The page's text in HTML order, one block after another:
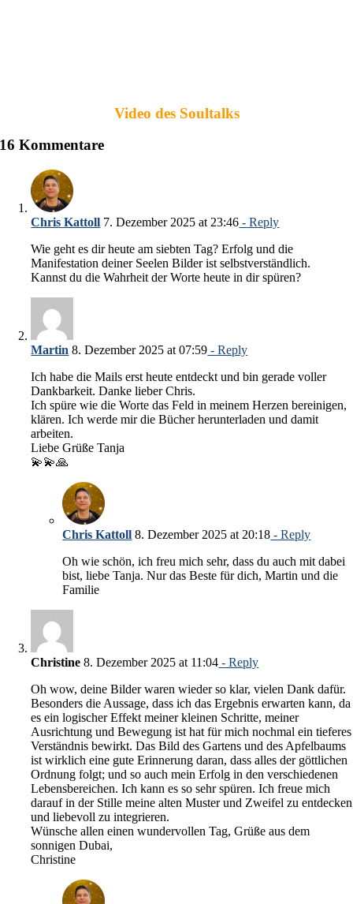
Video des Soultalks
16 Kommentare
Chris Kattoll 7. Dezember 2025 at 23:46 - Reply
Wie geht es dir heute am siebten Tag? Erfolg und die
Manifestation deiner Seelen Bilder ist selbstverständlich.
Kannst du die Wahrheit der Worte heute in dir spüren?
Martin 8. Dezember 2025 at 07:59 - Reply
Ich habe die Mails erst heute entdeckt und bin gerade voller
Dankbarkeit. Danke lieber Chris.
Ich spüre wie die Worte das Feld in meinem Herzen bereinigen,
klären. Ich werde mir die Bücher herunterladen und damit
arbeiten.
Liebe Grüße Tanja
💫💫🙏
Chris Kattoll 8. Dezember 2025 at 20:18 - Reply
Oh wie schön, ich freu mich sehr, dass du auch mit dabei
bist, liebe Tanja. Nur das Beste für dich, Martin und die
Familie
Christine 8. Dezember 2025 at 11:04 - Reply
Oh wow, deine Bilder waren wieder so klar, vielen Dank dafür.
Besonders die Aussage, dass ich das Ergebnis erwarten kann, da
es ein logischer Effekt meiner kleinen Schritte, meiner
Ausrichtung und Bewegung ist hat für mich nochmal ein tieferes
Verständnis bewirkt. Das Bild des Gartens und des Apfelbaums
ist wirklich eine gute Erinnerung daran, dass alles der göttlichen
Ordnung folgt; und so auch mein Erfolg in den verschiedenen
Lebensbereichen. Ich kann es so sehr spüren. Ich freue mich
darauf in der Stille meine alten Muster und Zweifel zu entdecken
und liebevoll zu integrieren.
Wünsche allen einen wundervollen Tag, Grüße aus dem
sonnigen Dubai,
Christine